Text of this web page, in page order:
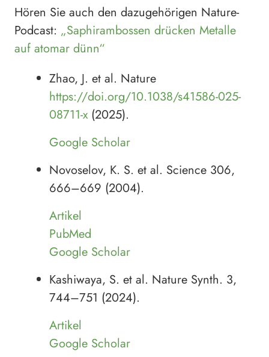
Hören Sie auch den dazugehörigen Nature-
Podcast: „Saphirambossen drücken Metalle
auf atomar dünn“
Zhao, J. et al. Nature
https://doi.org/10.1038/s41586-025-
08711-x (2025).
Google Scholar
Novoselov, K. S. et al. Science 306,
666–669 (2004).
Artikel
PubMed
Google Scholar
Kashiwaya, S. et al. Nature Synth. 3,
744–751 (2024).
Artikel
Google Scholar